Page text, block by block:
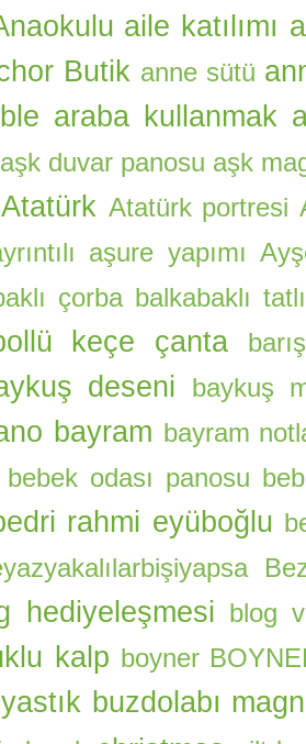
aile katılımı
Butik anne sütü
araba kullanmak
aşk duvar panosu aşk
Atatürk Atatürk portresi
aşure yapımı
çorba balkabaklı tatlı
keçe çanta
deseni baykuş
bayram bayram
bebek odası panosu
rahmi eyüboğlu
hediyeleşmesi blog
kalp boyner
buzdolabı